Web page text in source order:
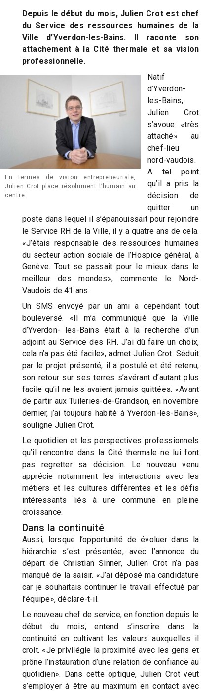
Depuis le début du mois, Julien Crot est chef
du Service des ressources humaines de la
Ville d’Yverdon-les-Bains. Il raconte son
attachement à la Cité thermale et sa vision
professionnelle.
En termes de vision entrepreneuriale,
Julien Crot place résolument l’humain au
centre.
Natif
d’Yverdon-
les-Bains,
Julien Crot
s’avoue «très
attaché» au
chef-lieu
nord-vaudois.
A tel point
qu’il a pris la
décision de
quitter un
poste dans lequel il s’épanouissait pour rejoindre
le Service RH de la Ville, il y a quatre ans de cela.
«J’étais responsable des ressources humaines
du secteur action sociale de l’Hospice général, à
Genève. Tout se passait pour le mieux dans le
meilleur des mondes», commente le Nord-
Vaudois de 41 ans.
Un SMS envoyé par un ami a cependant tout
bouleversé. «Il m’a communiqué que la Ville
d’Yverdon- les-Bains était à la recherche d’un
adjoint au Service des RH. J’ai dû faire un choix,
cela n’a pas été facile», admet Julien Crot. Séduit
par le projet présenté, il a postulé et été retenu,
son retour sur ses terres s’avérant d’autant plus
facile qu’il ne les avaient jamais quittées. «Avant
de partir aux Tuileries-de-Grandson, en novembre
dernier, j’ai toujours habité à Yverdon-les-Bains»,
souligne Julien Crot.
Le quotidien et les perspectives professionnels
qu’il rencontre dans la Cité thermale ne lui font
pas regretter sa décision. Le nouveau venu
apprécie notamment les interactions avec les
métiers et les cultures différentes et les défis
intéressants liés à une commune en pleine
croissance.
Dans la continuité
Aussi, lorsque l’opportunité de évoluer dans la
hiérarchie s’est présentée, avec l’annonce du
départ de Christian Sinner, Julien Crot n’a pas
manqué de la saisir. «J’ai déposé ma candidature
car je souhaitais continuer le travail effectué par
l’équipe», déclare-t-il.
Le nouveau chef de service, en fonction depuis le
début du mois, entend s’inscrire dans la
continuité en cultivant les valeurs auxquelles il
croit. «Je privilégie la proximité avec les gens et
prône l’instauration d’une relation de confiance au
quotidien». Dans cette optique, Julien Crot veut
s’employer à être au maximum en contact avec